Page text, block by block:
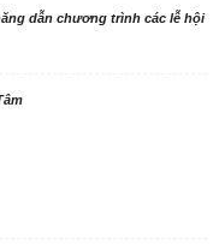
dẫn chương trình các lễ hội